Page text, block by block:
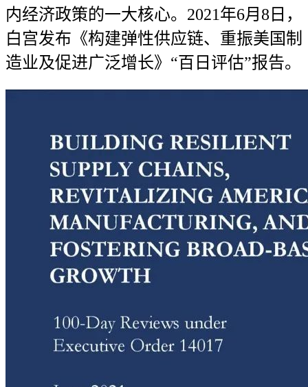
内经济政策的一大核心。2021年6月8日，
白宫发布《构建弹性供应链、重振美国制
造业及促进广泛增长》“百日评估”报告。